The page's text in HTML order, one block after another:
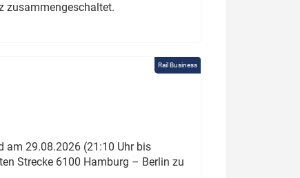
zusammengeschaltet.
Rail Business
am 29.08.2026 (21:10 Uhr bis
Strecke 6100 Hamburg – Berlin zu